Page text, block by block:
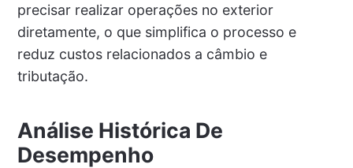
precisar realizar operações no exterior
diretamente, o que simplifica o processo e
reduz custos relacionados a câmbio e
tributação.
Análise Histórica De
Desempenho